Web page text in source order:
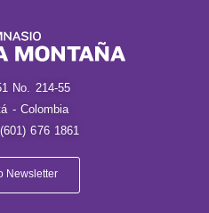
No. 214-55
- Colombia
676 1861
Newsletter